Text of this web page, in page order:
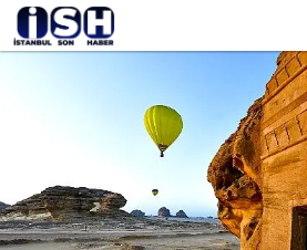
keşfedin
sağlayabilmek için doğru stratejiler
belirlemeli